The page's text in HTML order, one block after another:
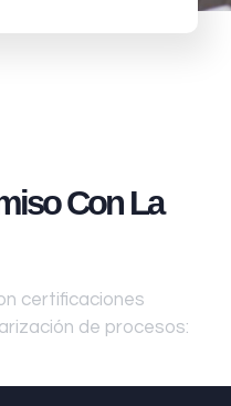
Con La
certificaciones
de procesos: